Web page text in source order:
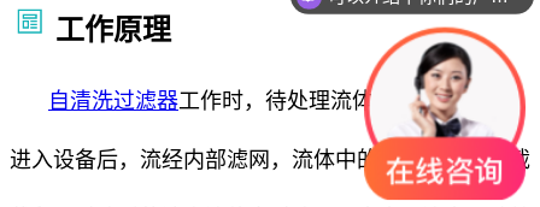
工作原理
自清洗过滤器工作时，待处理流体（如水、油等）
进入设备后，流经内部滤网，流体中的杂质被滤网拦截
你们是怎么收费的呢